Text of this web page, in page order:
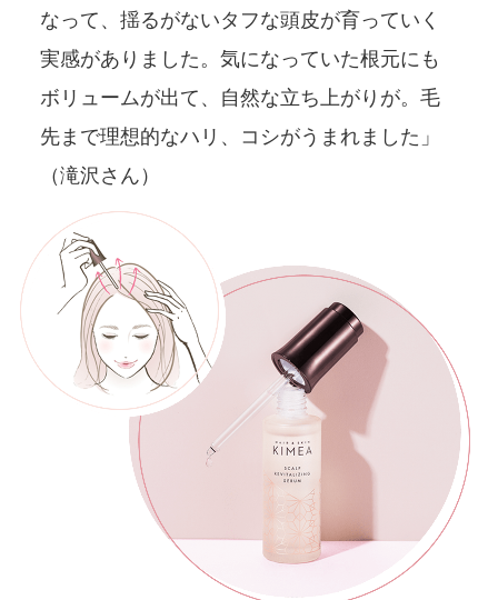
なって、揺るがないタフな頭皮が育っていく
実感がありました。気になっていた根元にも
ボリュームが出て、自然な立ち上がりが。毛
先まで理想的なハリ、コシがうまれました」
（滝沢さん）